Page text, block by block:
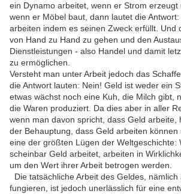
ein Dynamo arbeitet, wenn er Strom erzeugt
wenn er Möbel baut, dann lautet die
arbeiten indem es seinen Zweck erfüllt. Und
von Hand zu Hand zu gehen und den
Dienstleistungen - also Handel und damit
zu ermöglichen.
Versteht man unter Arbeit jedoch das
die Antwort lauten: Nein! Geld ist weder ein
etwas wächst noch eine Kuh, die Milch gibt,
die Waren produziert. Da dies aber in aller
wenn man davon spricht, dass Geld arbeite,
der Behauptung, dass Geld arbeiten
eine der größten Lügen der Weltgeschichte:
scheinbar Geld arbeitet, arbeiten in
um den Wert ihrer Arbeit betrogen werden.
Die tatsächliche Arbeit des Geldes, nämlich
fungieren, ist jedoch unerlässlich für eine